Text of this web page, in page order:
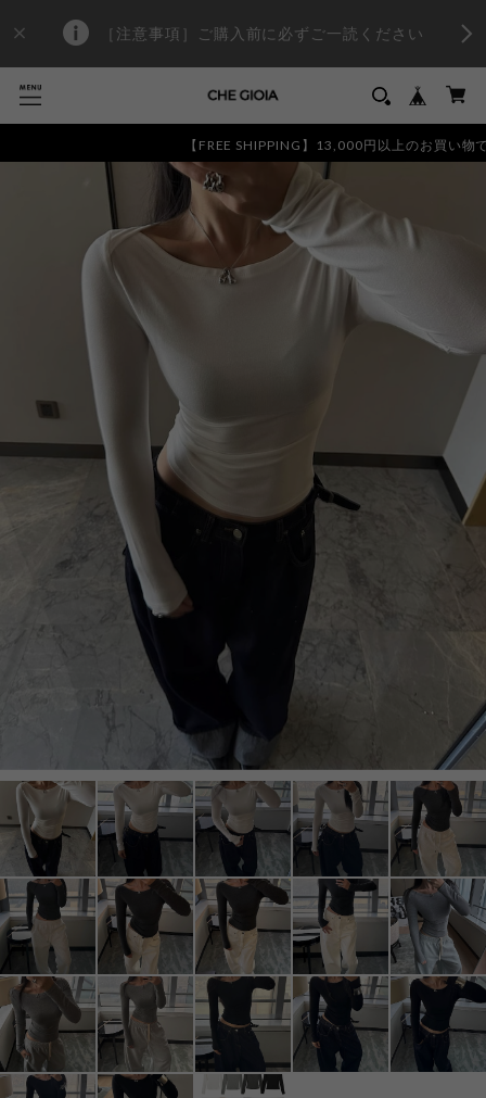
［注意事項］ご購入前に必ずご一読ください
【FREE SHIPPING】13,000円以上のお買い物で全